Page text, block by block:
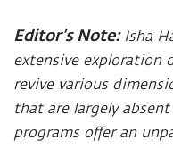
Editor’s Note: Isha
extensive exploration
revive various
that are largely
programs offer an